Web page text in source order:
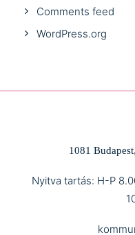
Comments feed
WordPress.org
1081
Nyitva tartás: H-P